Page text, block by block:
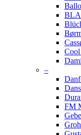
–
FM